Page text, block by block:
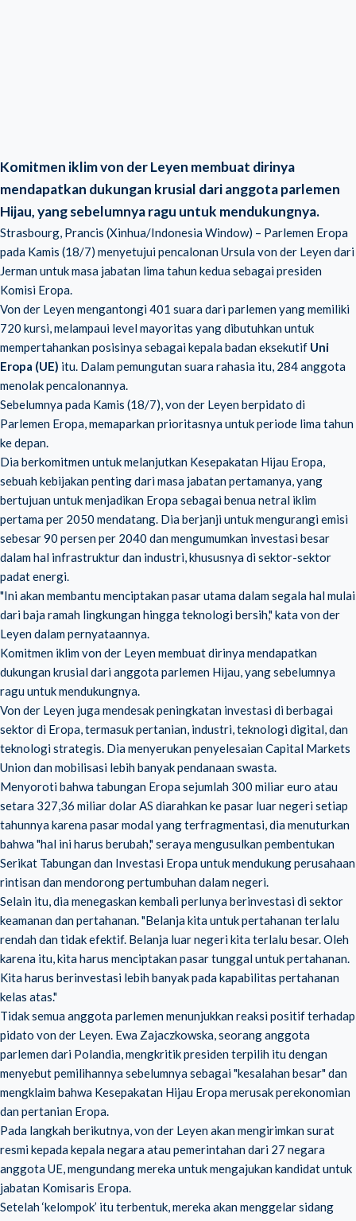
Komitmen iklim von der Leyen membuat dirinya
mendapatkan dukungan krusial dari anggota parlemen
Hijau, yang sebelumnya ragu untuk mendukungnya.
Strasbourg, Prancis (Xinhua/Indonesia Window) – Parlemen Eropa
pada Kamis (18/7) menyetujui pencalonan Ursula von der Leyen dari
Jerman untuk masa jabatan lima tahun kedua sebagai presiden
Komisi Eropa.
Von der Leyen mengantongi 401 suara dari parlemen yang memiliki
720 kursi, melampaui level mayoritas yang dibutuhkan untuk
mempertahankan posisinya sebagai kepala badan eksekutif Uni
Eropa (UE) itu. Dalam pemungutan suara rahasia itu, 284 anggota
menolak pencalonannya.
Sebelumnya pada Kamis (18/7), von der Leyen berpidato di
Parlemen Eropa, memaparkan prioritasnya untuk periode lima tahun
ke depan.
Dia berkomitmen untuk melanjutkan Kesepakatan Hijau Eropa,
sebuah kebijakan penting dari masa jabatan pertamanya, yang
bertujuan untuk menjadikan Eropa sebagai benua netral iklim
pertama per 2050 mendatang. Dia berjanji untuk mengurangi emisi
sebesar 90 persen per 2040 dan mengumumkan investasi besar
dalam hal infrastruktur dan industri, khususnya di sektor-sektor
padat energi.
"Ini akan membantu menciptakan pasar utama dalam segala hal mulai
dari baja ramah lingkungan hingga teknologi bersih," kata von der
Leyen dalam pernyataannya.
Komitmen iklim von der Leyen membuat dirinya mendapatkan
dukungan krusial dari anggota parlemen Hijau, yang sebelumnya
ragu untuk mendukungnya.
Von der Leyen juga mendesak peningkatan investasi di berbagai
sektor di Eropa, termasuk pertanian, industri, teknologi digital, dan
teknologi strategis. Dia menyerukan penyelesaian Capital Markets
Union dan mobilisasi lebih banyak pendanaan swasta.
Menyoroti bahwa tabungan Eropa sejumlah 300 miliar euro atau
setara 327,36 miliar dolar AS diarahkan ke pasar luar negeri setiap
tahunnya karena pasar modal yang terfragmentasi, dia menuturkan
bahwa "hal ini harus berubah," seraya mengusulkan pembentukan
Serikat Tabungan dan Investasi Eropa untuk mendukung perusahaan
rintisan dan mendorong pertumbuhan dalam negeri.
Selain itu, dia menegaskan kembali perlunya berinvestasi di sektor
keamanan dan pertahanan. "Belanja kita untuk pertahanan terlalu
rendah dan tidak efektif. Belanja luar negeri kita terlalu besar. Oleh
karena itu, kita harus menciptakan pasar tunggal untuk pertahanan.
Kita harus berinvestasi lebih banyak pada kapabilitas pertahanan
kelas atas."
Tidak semua anggota parlemen menunjukkan reaksi positif terhadap
pidato von der Leyen. Ewa Zajaczkowska, seorang anggota
parlemen dari Polandia, mengkritik presiden terpilih itu dengan
menyebut pemilihannya sebelumnya sebagai "kesalahan besar" dan
mengklaim bahwa Kesepakatan Hijau Eropa merusak perekonomian
dan pertanian Eropa.
Pada langkah berikutnya, von der Leyen akan mengirimkan surat
resmi kepada kepala negara atau pemerintahan dari 27 negara
anggota UE, mengundang mereka untuk mengajukan kandidat untuk
jabatan Komisaris Eropa.
Setelah ‘kelompok’ itu terbentuk, mereka akan menggelar sidang